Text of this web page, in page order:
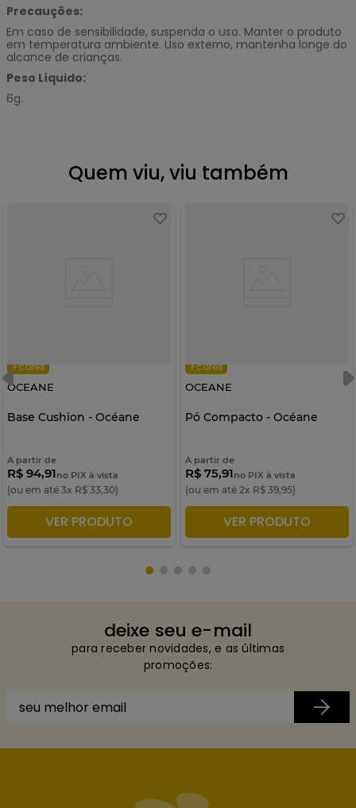
Precauções:
Em caso de sensibilidade, suspenda o uso. Manter o produto
em temperatura ambiente. Uso externo, mantenha longe do
alcance de crianças.
Peso Líquido:
6g.
Quem viu, viu também
+cores
OCEANE
Base Cushion - Océane
A partir de
R$ 94,91no PIX à vista
(ou em até 3x R$ 33,30)
ADICIONAR À SACOLA
VER PRODUTO
+cores
OCEANE
Pó Compacto - Océane
A partir de
R$ 75,91no PIX à vista
(ou em até 2x R$ 39,95)
ADICIONAR À SACOLA
VER PRODUTO
deixe seu e-mail
para receber novidades, e as últimas
promoções: